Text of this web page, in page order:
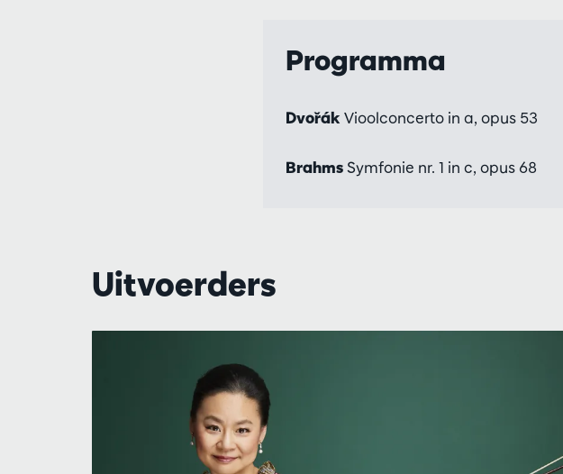
Programma
Dvořák Vioolconcerto in a, opus 53
BrahmsSymfonie nr. 1 in c, opus 68
Uitvoerders